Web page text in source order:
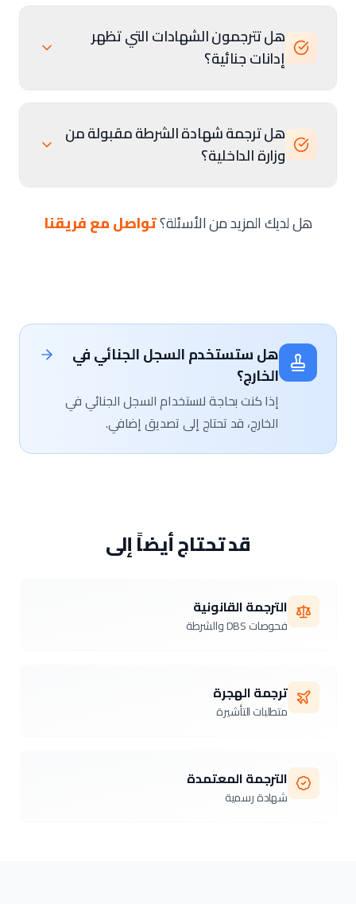
هل تترجمون الشهادات التي تظهر
إدانات جنائية؟
هل ترجمة شهادة الشرطة مقبولة من
وزارة الداخلية؟
هل لديك المزيد من الأسئلة؟تواصل مع فريقنا
هل ستستخدم السجل الجنائي في
الخارج؟
إذا كنت بحاجة لاستخدام السجل الجنائي في
الخارج، قد تحتاج إلى تصديق إضافي.
قد تحتاج أيضاً إلى
الترجمة القانونية
فحوصات DBS والشرطة
ترجمة الهجرة
متطلبات التأشيرة
الترجمة المعتمدة
شهادة رسمية